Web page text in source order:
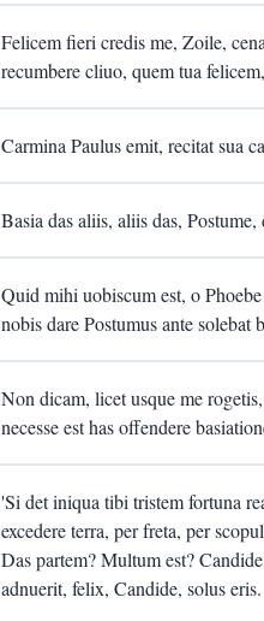
Felicem fieri credis me, Zoile,
recumbere cliuo, quem tua
Carmina Paulus emit, recitat sua
Basia das aliis, aliis das,
Quid mihi uobiscum est, o
nobis dare Postumus ante solebat
Non dicam, licet usque me
necesse est has offendere
'Si det iniqua tibi tristem fortuna
excedere terra, per freta, per
Das partem? Multum est?
adnuerit, felix, Candide, solus eris.